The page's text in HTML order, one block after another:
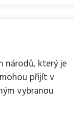
národů, který je
přijít v
vybranou